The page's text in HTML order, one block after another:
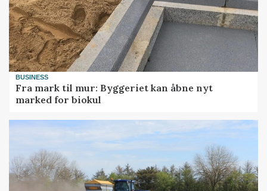
BUSINESS
Fra mark til mur: Byggeriet kan åbne nyt
marked for biokul